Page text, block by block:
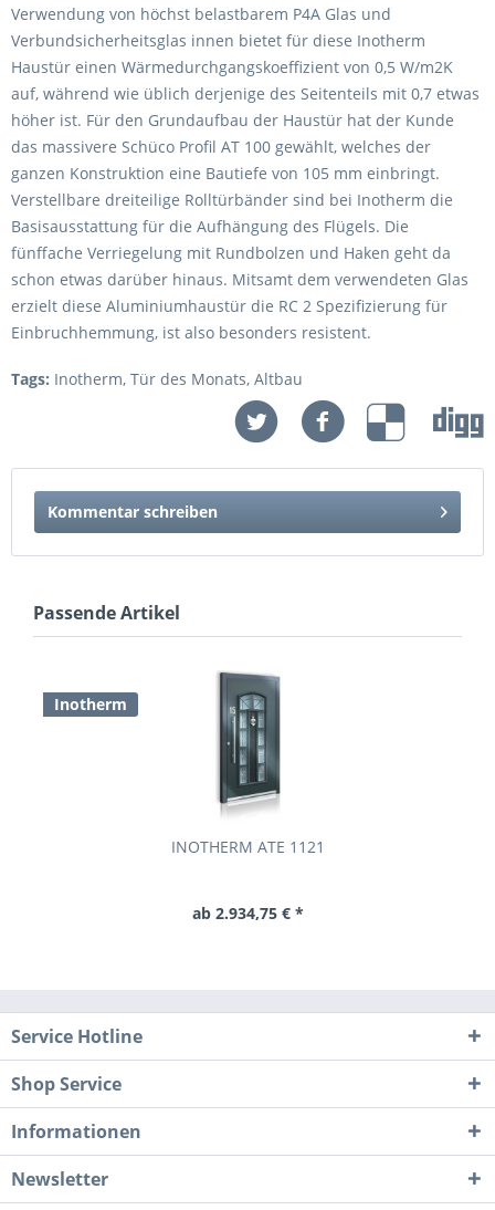
Verwendung von höchst belastbarem P4A Glas und
Verbundsicherheitsglas innen bietet für diese Inotherm
Haustür einen Wärmedurchgangskoeffizient von 0,5 W/m2K
auf, während wie üblich derjenige des Seitenteils mit 0,7 etwas
höher ist. Für den Grundaufbau der Haustür hat der Kunde
das massivere Schüco Profil AT 100 gewählt, welches der
ganzen Konstruktion eine Bautiefe von 105 mm einbringt.
Verstellbare dreiteilige Rolltürbänder sind bei Inotherm die
Basisausstattung für die Aufhängung des Flügels. Die
fünffache Verriegelung mit Rundbolzen und Haken geht da
schon etwas darüber hinaus. Mitsamt dem verwendeten Glas
erzielt diese Aluminiumhaustür die RC 2 Spezifizierung für
Einbruchhemmung, ist also besonders resistent.
Tags: Inotherm, Tür des Monats, Altbau
Kommentar schreiben
Passende Artikel
Inotherm
INOTHERM ATE 1121
ab 2.934,75 € *
Service Hotline
Shop Service
Informationen
Newsletter